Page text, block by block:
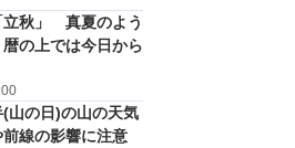
立秋」 真夏のよう
の上では今日から
山の日)の山の天気
線の影響に注意